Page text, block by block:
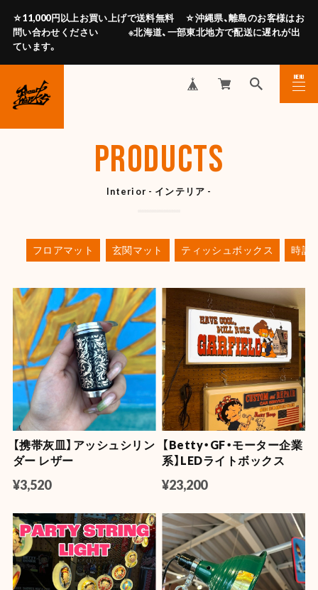
☆11,000円以上お買い上げで送料無料 ☆沖縄県、離島のお客様はお
問い合わせください ※北海道、一部東北地方で配送に遅れが出
ています。
MENU
CLOSE
PRODUCTS
Interior - インテリア -
フロアマット 玄関マット ティッシュボックス 時計
【携帯灰皿】アッシュシリン
ダー レザー
¥3,520
【Betty・GF・モーター企業
系】LEDライトボックス
¥23,200